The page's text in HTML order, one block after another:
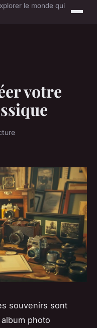
le monde qui
votre
souvenirs sont
photo